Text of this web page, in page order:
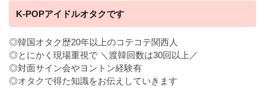
K-POPアイドルオタクです
◎韓国オタク歴20年以上のコテコテ関西人
◎とにかく現場重視で ＼渡韓回数は30回以上／
◎対面サイン会やヨントン経験有
◎オタクで得た知識をお伝えしていきます